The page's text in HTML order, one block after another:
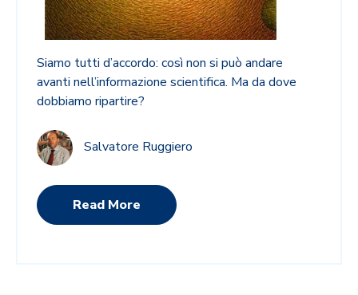
Siamo tutti d’accordo: così non si può andare
avanti nell’informazione scientifica. Ma da dove
dobbiamo ripartire?
Salvatore Ruggiero
Read More